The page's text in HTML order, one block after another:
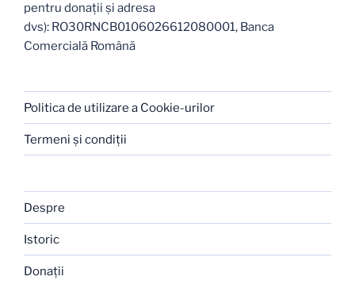
pentru donații și adresa
dvs): RO30RNCB0106026612080001, Banca
Comercială Română
Politica de utilizare a Cookie-urilor
Termeni şi condiţii
Despre
Istoric
Donaţii